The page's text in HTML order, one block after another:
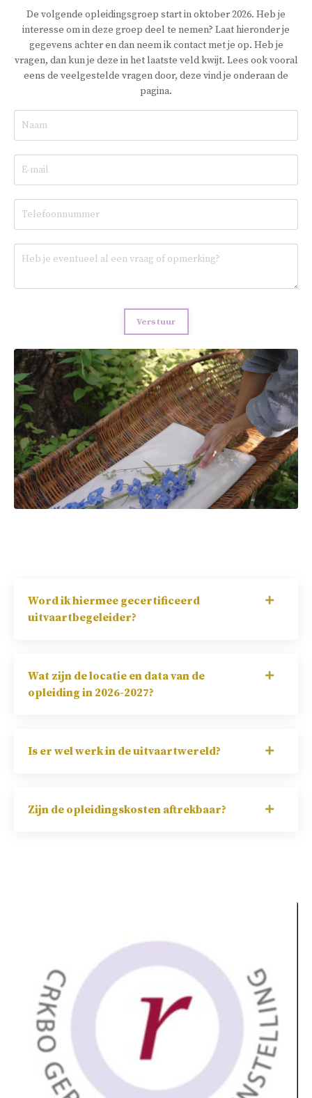
De volgende opleidingsgroep start in oktober 2026. Heb je
interesse om in deze groep deel te nemen? Laat hieronder je
gegevens achter en dan neem ik contact met je op. Heb je
vragen, dan kun je deze in het laatste veld kwijt. Lees ook vooral
eens de veelgestelde vragen door, deze vind je onderaan de
pagina.
Verstuur
Word ik hiermee gecertificeerd
uitvaartbegeleider?
Wat zijn de locatie en data van de
opleiding in 2026-2027?
Is er wel werk in de uitvaartwereld?
Zijn de opleidingskosten aftrekbaar?